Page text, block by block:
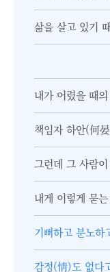
삶을 살고 있기
내가 어렸을 때
책임자 하안(何
그런데 그 사람
내게 이렇게 묻
기뻐하고 분노하
감정(情)도 없다